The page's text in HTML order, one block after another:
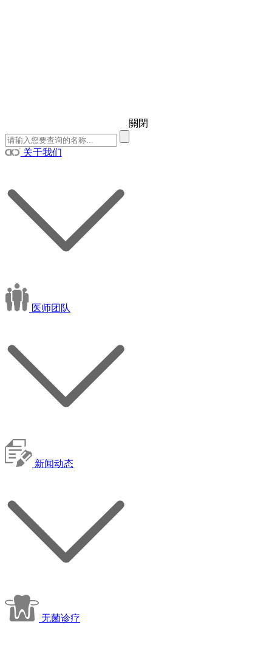
關閉
关于我们
医师团队
新闻动态
无菌诊疗